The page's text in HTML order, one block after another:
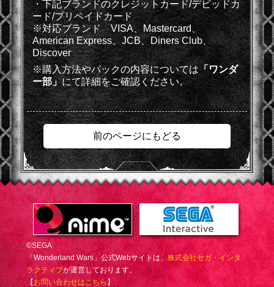
・下記ブランドのクレジットカード/デビッドカ
ード/プリペイドカード
※対応ブランド VISA、Mastercard、
American Express、JCB、Diners Club、
Discover
※購入方法やパックの内容については「ワンダ
ー部」にて詳細をご確認ください。
前のページにもどる
©SEGA
「Wonderland Wars」公式Webサイトは、株式会社セガ・インタ
ラクティブが運営しております。
【お問い合わせはこちら】